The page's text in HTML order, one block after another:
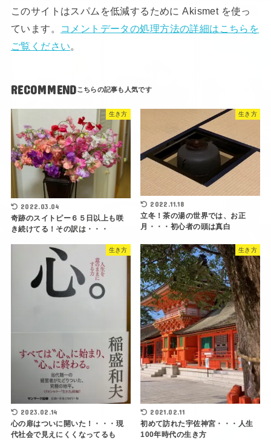
このサイトはスパムを低減するために Akismet を使っ
ています。
コメントデータの処理方法の詳細はこちらを
ご覧ください。
RECOMMEND
生き方
2022.03.04
奇跡のスイトピー６５日以上も咲
き続けてる！その訳は・・・
生き方
2022.11.18
立冬！茶の湯の世界では、お正
月・・・初心者の頭は真白
生き方
2023.02.14
心の扉はついに開いた！・・・現
代社会で見えにくくなってるも
生き方
2021.02.11
初めて訪れた宇佐神宮・・・人生
100年時代の生き方